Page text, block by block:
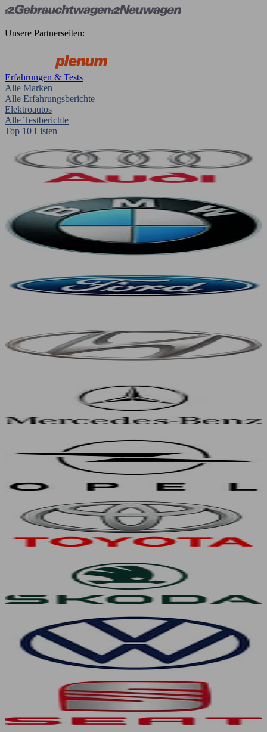
Unsere Partnerseiten:
Erfahrungen & Tests
Alle Marken
Alle Erfahrungsberichte
Elektroautos
Alle Testberichte
Top 10 Listen